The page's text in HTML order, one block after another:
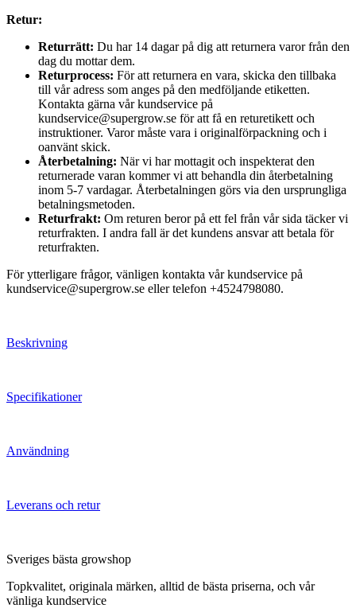
Retur:
Returrätt: Du har 14 dagar på dig att returnera varor från den
dag du mottar dem.
Returprocess: För att returnera en vara, skicka den tillbaka
till vår adress som anges på den medföljande etiketten.
Kontakta gärna vår kundservice på
kundservice@supergrow.se för att få en returetikett och
instruktioner. Varor måste vara i originalförpackning och i
oanvänt skick.
Återbetalning: När vi har mottagit och inspekterat den
returnerade varan kommer vi att behandla din återbetalning
inom 5-7 vardagar. Återbetalningen görs via den ursprungliga
betalningsmetoden.
Returfrakt: Om returen beror på ett fel från vår sida täcker vi
returfrakten. I andra fall är det kundens ansvar att betala för
returfrakten.
För ytterligare frågor, vänligen kontakta vår kundservice på
kundservice@supergrow.se eller telefon +4524798080.
Beskrivning
Specifikationer
Användning
Leverans och retur
Sveriges bästa growshop
Topkvalitet, originala märken, alltid de bästa priserna, och vår
vänliga kundservice